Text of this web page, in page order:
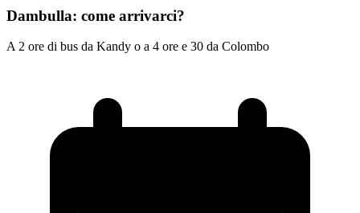
Dambulla: come arrivarci?
A 2 ore di bus da Kandy o a 4 ore e 30 da Colombo